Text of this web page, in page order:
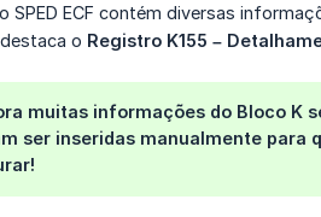
SPED ECF contém diversas
o Registro K155 –
muitas informações do Bloco K
ser inseridas manualmente para